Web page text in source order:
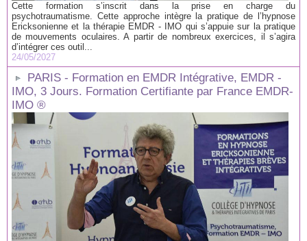
Cette formation s’inscrit dans la prise en charge du
psychotraumatisme. Cette approche intègre la pratique de l’hypnose
Ericksonienne et la thérapie EMDR - IMO qui s’appuie sur la pratique
de mouvements oculaires. A partir de nombreux exercices, il s’agira
d’intégrer ces outil...
24/05/2027
PARIS - Formation en EMDR Intégrative, EMDR -
IMO, 3 Jours. Formation Certifiante par France EMDR-
IMO ®